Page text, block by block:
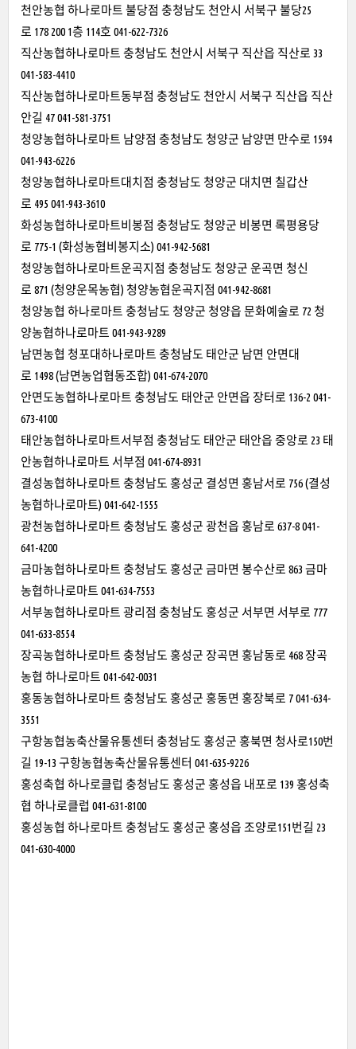
천안농협 하나로마트 불당점 충청남도 천안시 서북구 불당25
로 178 200 1층 114호 041-622-7326
직산농협하나로마트 충청남도 천안시 서북구 직산읍 직산로 33
041-583-4410
직산농협하나로마트동부점 충청남도 천안시 서북구 직산읍 직산
안길 47 041-581-3751
청양농협하나로마트 남양점 충청남도 청양군 남양면 만수로 1594
041-943-6226
청양농협하나로마트대치점 충청남도 청양군 대치면 칠갑산
로 495 041-943-3610
화성농협하나로마트비봉점 충청남도 청양군 비봉면 록평용당
로 775-1 (화성농협비봉지소) 041-942-5681
청양농협하나로마트운곡지점 충청남도 청양군 운곡면 청신
로 871 (청양운목농협) 청양농협운곡지점 041-942-8681
청양농협 하나로마트 충청남도 청양군 청양읍 문화예술로 72 청
양농협하나로마트 041-943-9289
남면농협 청포대하나로마트 충청남도 태안군 남면 안면대
로 1498 (남면농업협동조합) 041-674-2070
안면도농협하나로마트 충청남도 태안군 안면읍 장터로 136-2 041-
673-4100
태안농협하나로마트서부점 충청남도 태안군 태안읍 중앙로 23 태
안농협하나로마트 서부점 041-674-8931
결성농협하나로마트 충청남도 홍성군 결성면 홍남서로 756 (결성
농협하나로마트) 041-642-1555
광천농협하나로마트 충청남도 홍성군 광천읍 홍남로 637-8 041-
641-4200
금마농협하나로마트 충청남도 홍성군 금마면 봉수산로 863 금마
농협하나로마트 041-634-7553
서부농협하나로마트 광리점 충청남도 홍성군 서부면 서부로 777
041-633-8554
장곡농협하나로마트 충청남도 홍성군 장곡면 홍남동로 468 장곡
농협 하나로마트 041-642-0031
홍동농협하나로마트 충청남도 홍성군 홍동면 홍장북로 7 041-634-
3551
구항농협농축산물유통센터 충청남도 홍성군 홍북면 청사로150번
길 19-13 구항농협농축산물유통센터 041-635-9226
홍성축협 하나로클럽 충청남도 홍성군 홍성읍 내포로 139 홍성축
협 하나로클럽 041-631-8100
홍성농협 하나로마트 충청남도 홍성군 홍성읍 조양로151번길 23
041-630-4000